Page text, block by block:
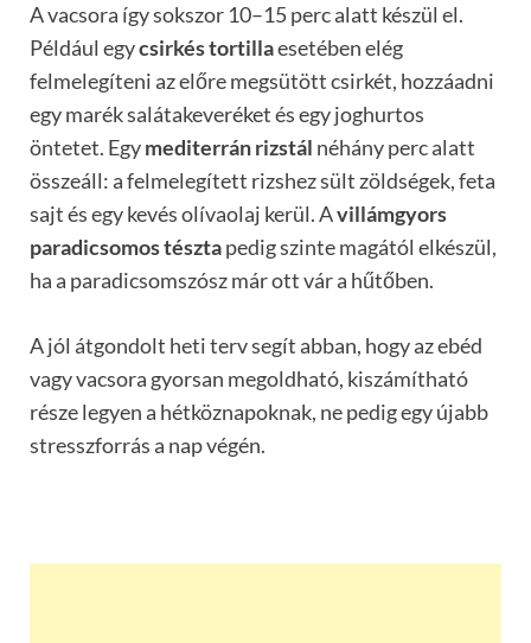
A vacsora így sokszor 10–15 perc alatt készül el.
Például egycsirkés tortillaesetében elég
felmelegíteni az előre megsütött csirkét, hozzáadni
egy marék salátakeveréket és egy joghurtos
öntetet. Egymediterrán rizstál néhány perc alatt
összeáll: a felmelegített rizshez sült zöldségek, feta
sajt és egy kevés olívaolaj kerül. Avillámgyors
paradicsomos tésztapedig szinte magától elkészül,
ha a paradicsomszósz már ott vár a hűtőben.
A jól átgondolt heti terv segít abban, hogy az ebéd
vagy vacsora gyorsan megoldható, kiszámítható
része legyen a hétköznapoknak, ne pedig egy újabb
stresszforrás a nap végén.